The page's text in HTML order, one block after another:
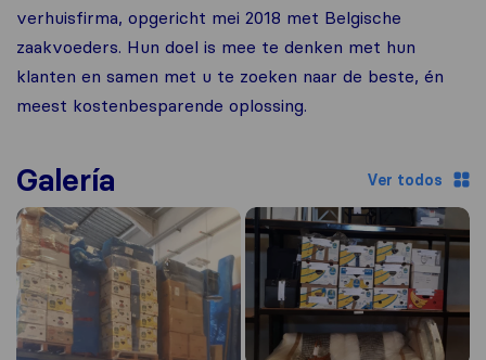
verhuisfirma, opgericht mei 2018 met Belgische
zaakvoeders. Hun doel is mee te denken met hun
klanten en samen met u te zoeken naar de beste, én
meest kostenbesparende oplossing.
Galería Ver todos